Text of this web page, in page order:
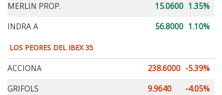
MERLIN PROP.
15.0600 1.35%
INDRA A
56.8000 1.10%
LOS PEORES DEL IBEX 35
ACCIONA 238.6000 -5.39%
GRIFOLS
9.9640
-4.05%